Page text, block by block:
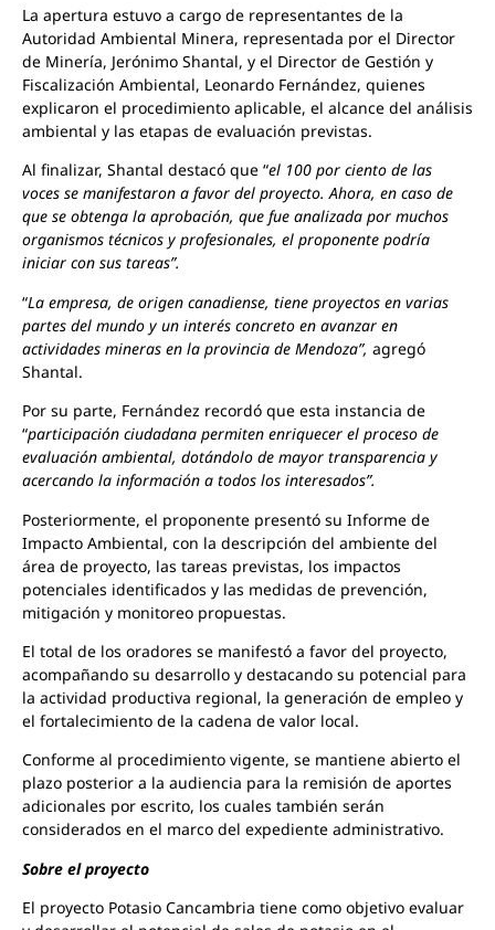
La apertura estuvo a cargo de representantes de la
Autoridad Ambiental Minera, representada por el Director
de Minería, Jerónimo Shantal, y el Director de Gestión y
Fiscalización Ambiental, Leonardo Fernández, quienes
explicaron el procedimiento aplicable, el alcance del análisis
ambiental y las etapas de evaluación previstas.
Al finalizar, Shantal destacó que “el 100 por ciento de las
voces se manifestaron a favor del proyecto. Ahora, en caso de
que se obtenga la aprobación, que fue analizada por muchos
organismos técnicos y profesionales, el proponente podría
iniciar con sus tareas”.
“La empresa, de origen canadiense, tiene proyectos en varias
partes del mundo y un interés concreto en avanzar en
actividades mineras en la provincia de Mendoza”, agregó
Shantal.
Por su parte, Fernández recordó que esta instancia de
“participación ciudadana permiten enriquecer el proceso de
evaluación ambiental, dotándolo de mayor transparencia y
acercando la información a todos los interesados”.
Posteriormente, el proponente presentó su Informe de
Impacto Ambiental, con la descripción del ambiente del
área de proyecto, las tareas previstas, los impactos
potenciales identificados y las medidas de prevención,
mitigación y monitoreo propuestas.
El total de los oradores se manifestó a favor del proyecto,
acompañando su desarrollo y destacando su potencial para
la actividad productiva regional, la generación de empleo y
el fortalecimiento de la cadena de valor local.
Conforme al procedimiento vigente, se mantiene abierto el
plazo posterior a la audiencia para la remisión de aportes
adicionales por escrito, los cuales también serán
considerados en el marco del expediente administrativo.
Sobre el proyecto
El proyecto Potasio Cancambria tiene como objetivo evaluar